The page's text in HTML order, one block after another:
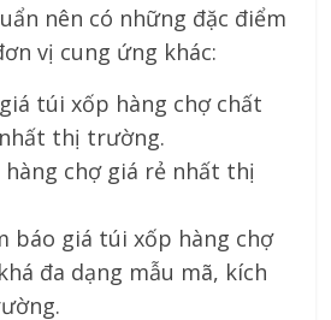
nên có những đặc điểm
vị cung ứng khác:
túi xốp hàng chợ chất
thị trường.
chợ giá rẻ nhất thị
báo giá túi xốp hàng chợ
đa dạng mẫu mã, kích